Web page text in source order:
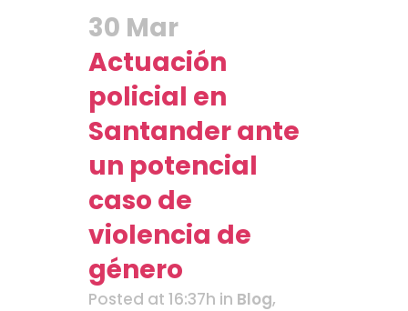
30 Mar
Actuación
policial en
Santander ante
un potencial
caso de
violencia de
género
Posted at 16:37h in Blog,